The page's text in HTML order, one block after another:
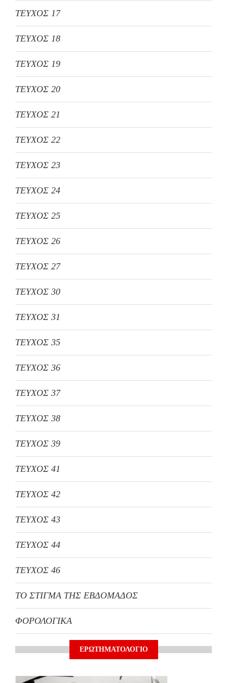
ΤΕΥΧΟΣ 17
ΤΕΥΧΟΣ 18
ΤΕΥΧΟΣ 19
ΤΕΥΧΟΣ 20
ΤΕΥΧΟΣ 21
ΤΕΥΧΟΣ 22
ΤΕΥΧΟΣ 23
ΤΕΥΧΟΣ 24
ΤΕΥΧΟΣ 25
ΤΕΥΧΟΣ 26
ΤΕΥΧΟΣ 27
ΤΕΥΧΟΣ 30
ΤΕΥΧΟΣ 31
ΤΕΥΧΟΣ 35
ΤΕΥΧΟΣ 36
ΤΕΥΧΟΣ 37
ΤΕΥΧΟΣ 38
ΤΕΥΧΟΣ 39
ΤΕΥΧΟΣ 41
ΤΕΥΧΟΣ 42
ΤΕΥΧΟΣ 43
ΤΕΥΧΟΣ 44
ΤΕΥΧΟΣ 46
ΤΟ ΣΤΙΓΜΑ ΤΗΣ ΕΒΔΟΜΑΔΟΣ
ΦΟΡΟΛΟΓΙΚΑ
ΕΡΩΤΗΜΑΤΟΛΟΓΙΟ